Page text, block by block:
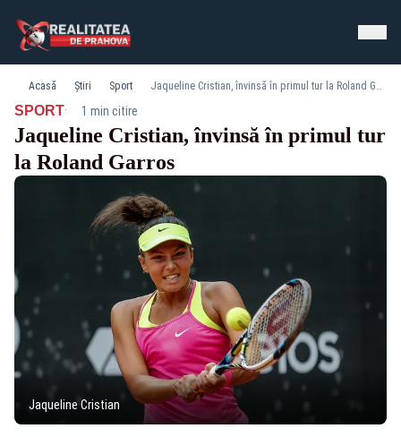
Acasă Știri Sport Jaqueline Cristian, învinsă în primul tur la Roland Garros
SPORT· 1 min citire
Jaqueline Cristian, învinsă în primul tur
la Roland Garros
Jaqueline Cristian